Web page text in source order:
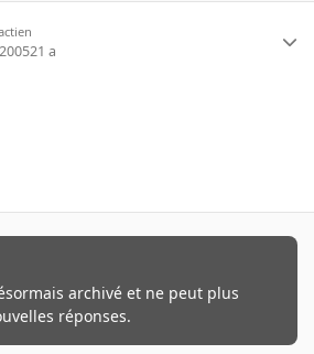
21 a
archivé et ne peut plus
réponses.